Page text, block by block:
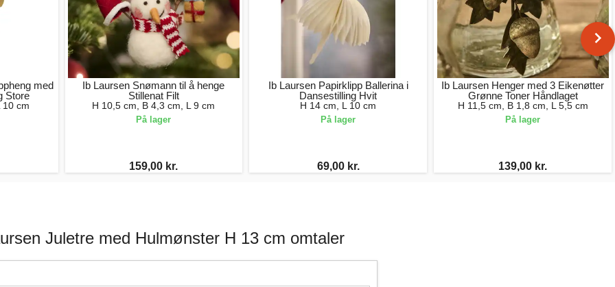
med
Store
10 cm
Ib Laursen Snømann til å henge
Stillenat Filt
H 10,5 cm, B 4,3 cm, L 9 cm
På lager
159,00 kr.
Ib Laursen Papirklipp Ballerina i
Dansestilling Hvit
H 14 cm, L 10 cm
På lager
69,00 kr.
Ib Laursen Henger med 3 Eikenøtter
Grønne Toner Håndlaget
H 11,5 cm, B 1,8 cm, L 5,5 cm
På lager
139,00 kr.
Juletre med Hulmønster H 13 cm omtaler